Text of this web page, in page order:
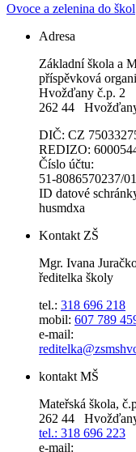
Ovoce a zelenina do škol
Adresa
Základní škola a
příspěvková
Hvožďany č.p. 2
262 44
DIČ: CZ
REDIZO:
Číslo účtu:
51-8086570237/
ID datové
husmdxa
Kontakt ZŠ
Mgr. Ivana
ředitelka školy
tel.: 318 696 218
mobil: 607 789
e-mail:
kontakt MŠ
Mateřská škola,
262 44
tel.: 318 696 223
e-mail: